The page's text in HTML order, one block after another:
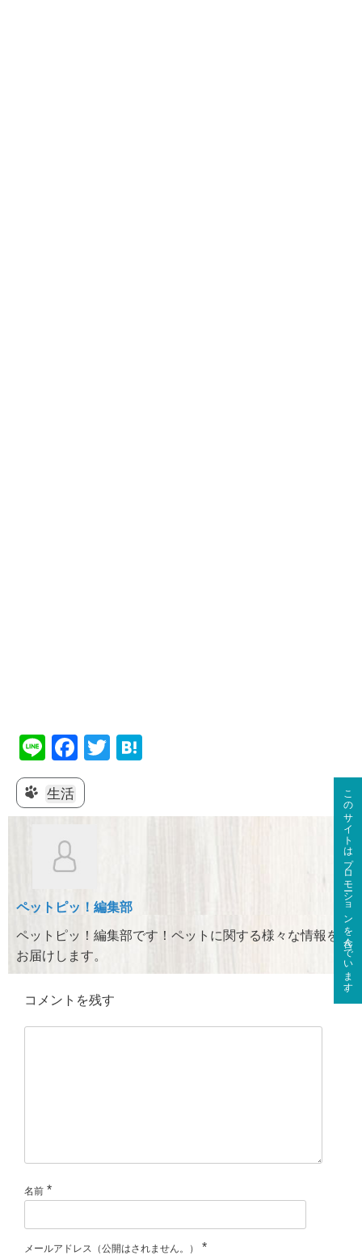
Li
n
e
F
a
c
e
o
k
T
er
n
生活
ペットピッ！編集部
ペットピッ！編集部です！ペットに関する様々な情報を
お届けします。
コメントを残す
名前 *
メールアドレス（公開はされません。） *
このサイトはプロモーションを含んでいます。